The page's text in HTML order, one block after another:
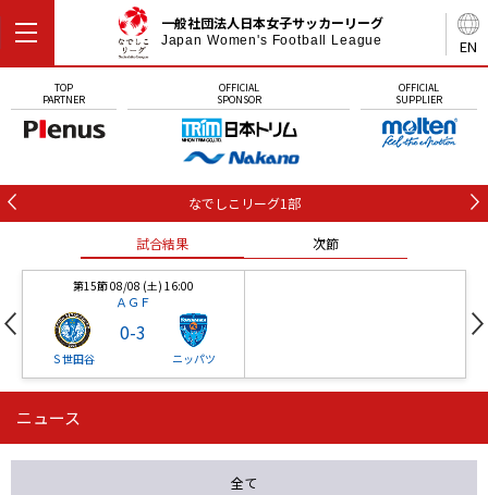
EN
一般社団法人日本女子サッカーリーグ
Japan Women's Football League
TOP
PARTNER
OFFICIAL
SPONSOR
OFFICIAL
SUPPLIER
なでしこリーグ1部
試合結果 次節
第15節 08/08 (土) 16:00
ＡＧＦ
Ｓ世田谷
0-3
ニッパツ
第16節 09/05 (土) 15:00
ニッパツ 石人の星
ニュース
全て